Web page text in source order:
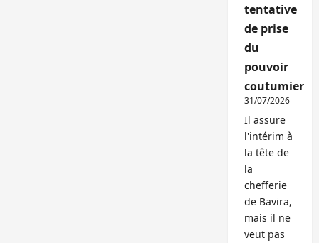
tentative
de prise
du
pouvoir
coutumier
31/07/2026
Il assure
l'intérim à
la tête de
la
chefferie
de Bavira,
mais il ne
veut pas